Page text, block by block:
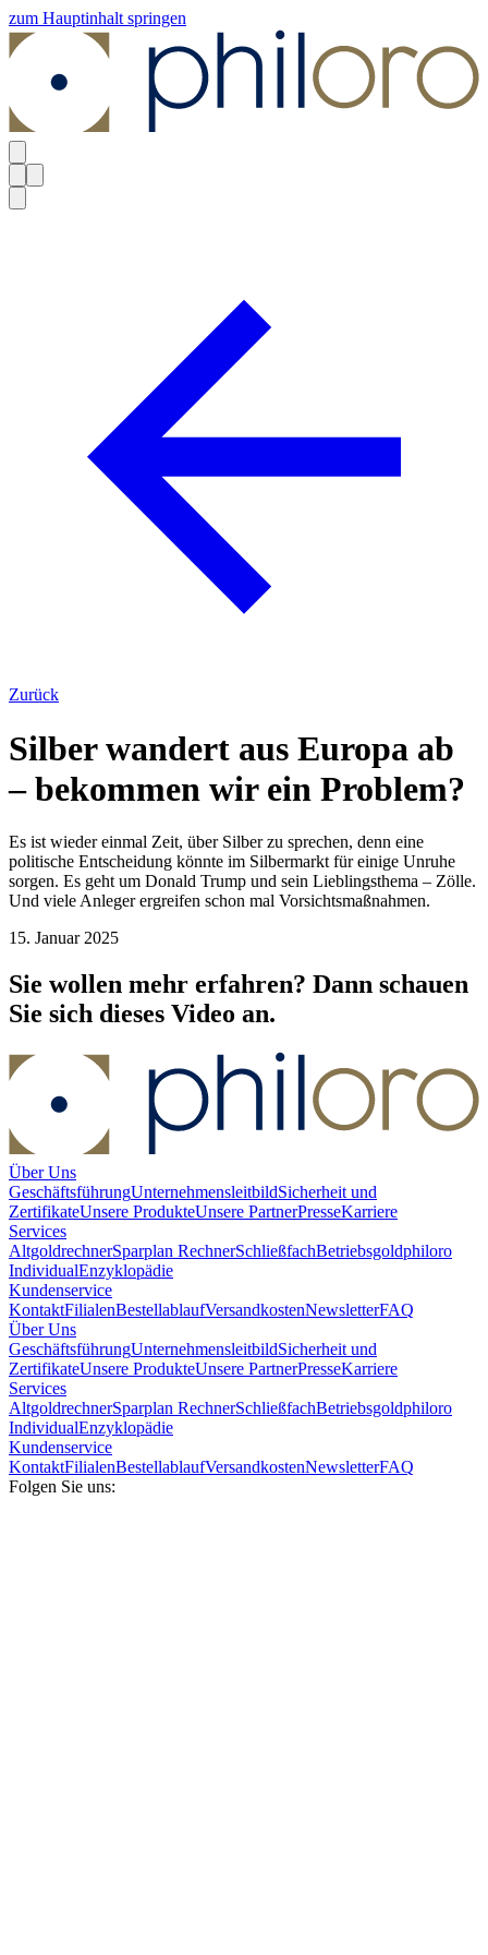
zum Hauptinhalt springen
Zurück
Silber wandert aus Europa ab
– bekommen wir ein Problem?
Es ist wieder einmal Zeit, über Silber zu sprechen, denn eine
politische Entscheidung könnte im Silbermarkt für einige Unruhe
sorgen. Es geht um Donald Trump und sein Lieblingsthema – Zölle.
Und viele Anleger ergreifen schon mal Vorsichtsmaßnahmen.
15. Januar 2025
Sie wollen mehr erfahren? Dann schauen
Sie sich dieses Video an.
Über Uns
GeschäftsführungUnternehmensleitbildSicherheit und
ZertifikateUnsere ProdukteUnsere PartnerPresseKarriere
Services
AltgoldrechnerSparplan RechnerSchließfachBetriebsgoldphiloro
IndividualEnzyklopädie
Kundenservice
KontaktFilialenBestellablaufVersandkostenNewsletterFAQ
Über Uns
GeschäftsführungUnternehmensleitbildSicherheit und
ZertifikateUnsere ProdukteUnsere PartnerPresseKarriere
Services
AltgoldrechnerSparplan RechnerSchließfachBetriebsgoldphiloro
IndividualEnzyklopädie
Kundenservice
KontaktFilialenBestellablaufVersandkostenNewsletterFAQ
Folgen Sie uns: